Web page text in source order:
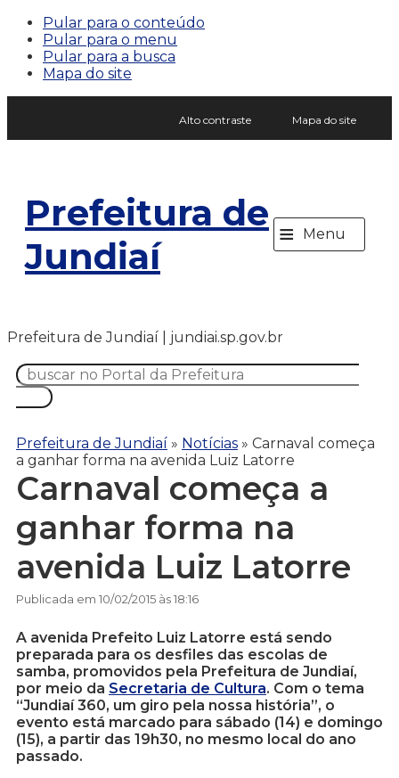
Pular para o conteúdo
Pular para o menu
Pular para a busca
Mapa do site
Alto contraste Mapa do site
Prefeitura de
Jundiaí
≡ Menu
Prefeitura de Jundiaí | jundiai.sp.gov.br
Prefeitura de Jundiaí » Notícias » Carnaval começa
a ganhar forma na avenida Luiz Latorre
Carnaval começa a
ganhar forma na
avenida Luiz Latorre
Publicada em 10/02/2015 às 18:16
A avenida Prefeito Luiz Latorre está sendo
preparada para os desfiles das escolas de
samba, promovidos pela Prefeitura de Jundiaí,
por meio da Secretaria de Cultura. Com o tema
“Jundiaí 360, um giro pela nossa história”, o
evento está marcado para sábado (14) e domingo
(15), a partir das 19h30, no mesmo local do ano
passado.